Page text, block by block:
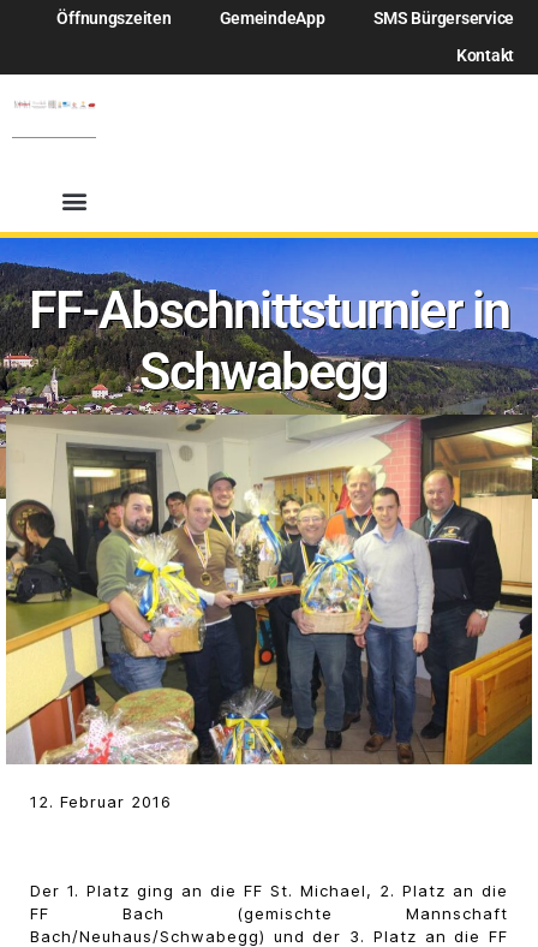
Öffnungszeiten GemeindeApp
SMS Bürgerservice
Kontakt
FF-Abschnittsturnier in
Schwabegg
12. Februar 2016
Der 1. Platz ging an die FF St. Michael, 2. Platz an die
FF Bach (gemischte Mannschaft
Bach/Neuhaus/Schwabegg) und der 3. Platz an die FF